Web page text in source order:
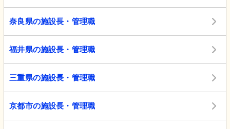
奈良県の施設長・管理職
福井県の施設長・管理職
三重県の施設長・管理職
京都市の施設長・管理職